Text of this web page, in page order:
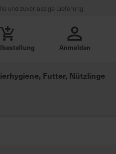
und zuverlässige Lieferung
Anmelden
Futter, Nützlinge